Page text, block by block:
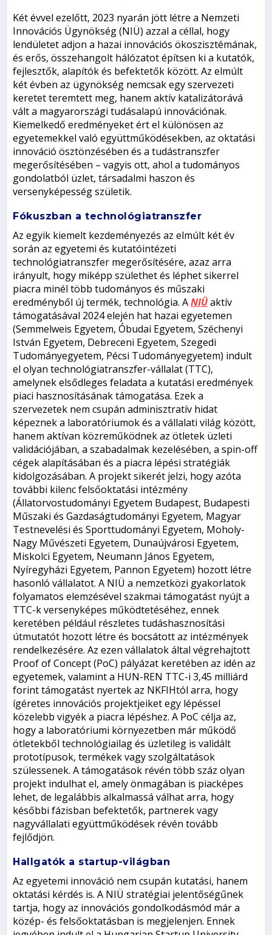
Két évvel ezelőtt, 2023 nyarán jött létre a Nemzeti
Innovációs Ügynökség (NIÜ) azzal a céllal, hogy
lendületet adjon a hazai innovációs ökoszisztémának,
és erős, összehangolt hálózatot építsen ki a kutatók,
fejlesztők, alapítók és befektetők között. Az elmúlt
két évben az ügynökség nemcsak egy szervezeti
keretet teremtett meg, hanem aktív katalizátorává
vált a magyarországi tudásalapú innovációnak.
Kiemelkedő eredményeket ért el különösen az
egyetemekkel való együttműködésekben, az oktatási
innováció ösztönzésében és a tudástranszfer
megerősítésében – vagyis ott, ahol a tudományos
gondolatból üzlet, társadalmi haszon és
versenyképesség születik.
Fókuszban a technológiatranszfer
Az egyik kiemelt kezdeményezés az elmúlt két év
során az egyetemi és kutatóintézeti
technológiatranszfer megerősítésére, azaz arra
irányult, hogy miképp születhet és léphet sikerrel
piacra minél több tudományos és műszaki
eredményből új termék, technológia. ANIÜaktív
támogatásával 2024 elején hat hazai egyetemen
(Semmelweis Egyetem, Óbudai Egyetem, Széchenyi
István Egyetem, Debreceni Egyetem, Szegedi
Tudományegyetem, Pécsi Tudományegyetem) indult
el olyan technológiatranszfer-vállalat (TTC),
amelynek elsődleges feladata a kutatási eredmények
piaci hasznosításának támogatása. Ezek a
szervezetek nem csupán adminisztratív hidat
képeznek a laboratóriumok és a vállalati világ között,
hanem aktívan közreműködnek az ötletek üzleti
validációjában, a szabadalmak kezelésében, a spin-off
cégek alapításában és a piacra lépési stratégiák
kidolgozásában. A projekt sikerét jelzi, hogy azóta
további kilenc felsőoktatási intézmény
(Állatorvostudományi Egyetem Budapest, Budapesti
Műszaki és Gazdaságtudományi Egyetem, Magyar
Testnevelési és Sporttudományi Egyetem, Moholy-
Nagy Művészeti Egyetem, Dunaújvárosi Egyetem,
Miskolci Egyetem, Neumann János Egyetem,
Nyíregyházi Egyetem, Pannon Egyetem) hozott létre
hasonló vállalatot. A NIÜ a nemzetközi gyakorlatok
folyamatos elemzésével szakmai támogatást nyújt a
TTC-k versenyképes működtetéséhez, ennek
keretében például részletes tudáshasznosítási
útmutatót hozott létre és bocsátott az intézmények
rendelkezésére. Az ezen vállalatok által végrehajtott
Proof of Concept (PoC) pályázat keretében az idén az
egyetemek, valamint a HUN-REN TTC-i 3,45 milliárd
forint támogatást nyertek az NKFIHtól arra, hogy
ígéretes innovációs projektjeiket egy lépéssel
közelebb vigyék a piacra lépéshez. A PoC célja az,
hogy a laboratóriumi környezetben már működő
ötletekből technológiailag és üzletileg is validált
prototípusok, termékek vagy szolgáltatások
szülessenek. A támogatások révén több száz olyan
projekt indulhat el, amely önmagában is piacképes
lehet, de legalábbis alkalmassá válhat arra, hogy
későbbi fázisban befektetők, partnerek vagy
nagyvállalati együttműködések révén tovább
fejlődjön.
Hallgatók a startup-világban
Az egyetemi innováció nem csupán kutatási, hanem
oktatási kérdés is. A NIÜ stratégiai jelentőségűnek
tartja, hogy az innovációs gondolkodásmód már a
közép- és felsőoktatásban is megjelenjen. Ennek